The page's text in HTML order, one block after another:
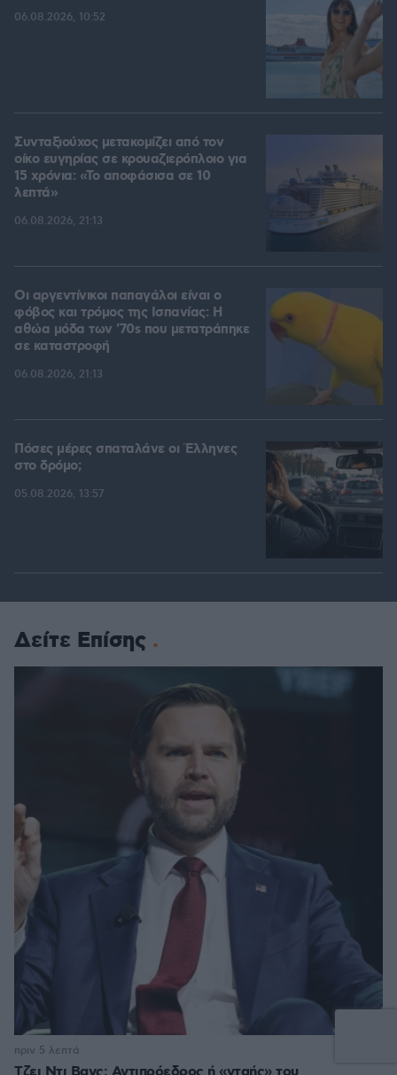
06.08.2026, 10:52
Συνταξιούχος μετακομίζει από τον
οίκο ευγηρίας σε κρουαζιερόπλοιο για
15 χρόνια: «Το αποφάσισα σε 10
λεπτά»
06.08.2026, 21:13
Οι αργεντίνικοι παπαγάλοι είναι ο
φόβος και τρόμος της Ισπανίας: Η
αθώα μόδα των '70s που μετατράπηκε
σε καταστροφή
06.08.2026, 21:13
Πόσες μέρες σπαταλάνε οι Έλληνες
στο δρόμο;
05.08.2026, 13:57
Δείτε Επίσης
πριν 5 λεπτά